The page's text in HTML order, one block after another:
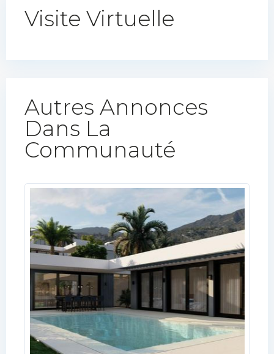
Visite Virtuelle
Autres Annonces
Dans La
Communauté​